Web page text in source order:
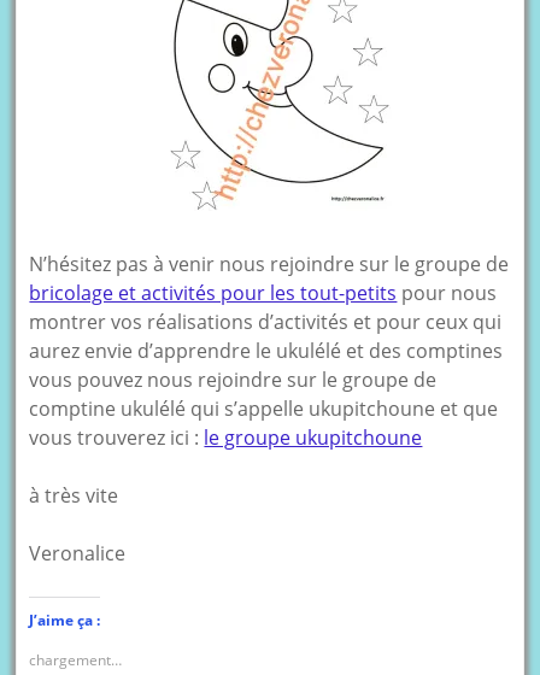
N’hésitez pas à venir nous rejoindre sur le groupe de
bricolage et activités pour les tout-petits pour nous
montrer vos réalisations d’activités et pour ceux qui
aurez envie d’apprendre le ukulélé et des comptines
vous pouvez nous rejoindre sur le groupe de
comptine ukulélé qui s’appelle ukupitchoune et que
vous trouverez ici : le groupe ukupitchoune
à très vite
Veronalice
J’aime ça :
chargement…